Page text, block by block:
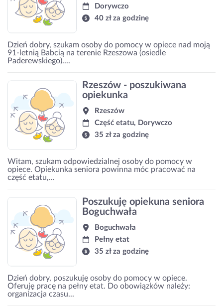
Dorywczo
40 zł za godzinę
Dzień dobry, szukam osoby do pomocy w opiece nad moją
91-letnią Babcią na terenie Rzeszowa (osiedle
Paderewskiego)....
Rzeszów - poszukiwana
opiekunka
Rzeszów
Część etatu, Dorywczo
35 zł za godzinę
Witam, szukam odpowiedzialnej osoby do pomocy w
opiece. Opiekunka seniora powinna móc pracować na
część etatu,...
Poszukuję opiekuna seniora
Boguchwała
Boguchwała
Pełny etat
35 zł za godzinę
Dzień dobry, poszukuję osoby do pomocy w opiece.
Oferuję pracę na pełny etat. Do obowiązków należy:
organizacja czasu...